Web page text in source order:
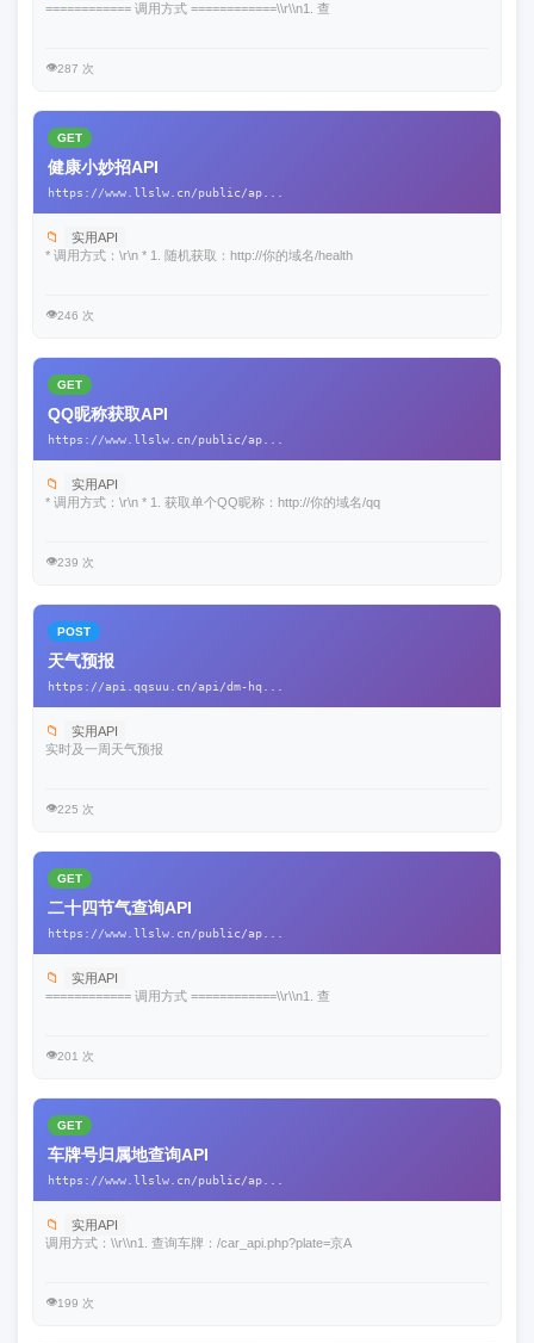
============ 调用方式 ============\\r\\n1. 查
👁️287 次
GET
健康小妙招API
https://www.llslw.cn/public/ap...
📁
实用API
* 调用方式：\r\n * 1. 随机获取：http://你的域名/health
👁️246 次
GET
QQ昵称获取API
https://www.llslw.cn/public/ap...
📁
实用API
* 调用方式：\r\n * 1. 获取单个QQ昵称：http://你的域名/qq
👁️239 次
POST
天气预报
https://api.qqsuu.cn/api/dm-hq...
📁
实用API
实时及一周天气预报
👁️225 次
GET
二十四节气查询API
https://www.llslw.cn/public/ap...
📁
实用API
============ 调用方式 ============\\r\\n1. 查
👁️201 次
GET
车牌号归属地查询API
https://www.llslw.cn/public/ap...
📁
实用API
调用方式：\\r\\n1. 查询车牌：/car_api.php?plate=京A
👁️199 次